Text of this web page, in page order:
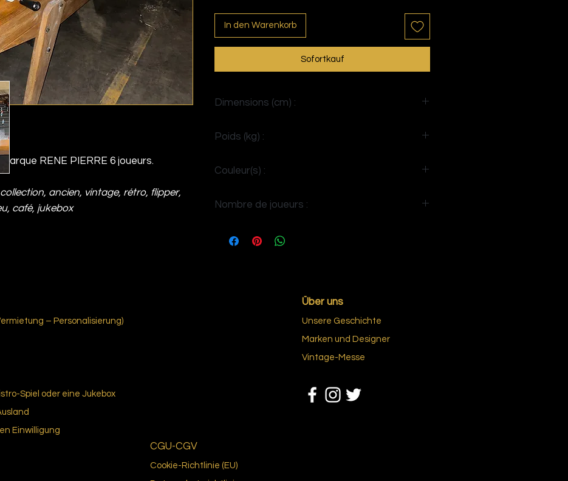
RENE PIERRE 6 joueurs.
ancien, vintage, rétro, flipper,
café, jukebox
In den Warenkorb
Sofortkauf
Dimensions (cm) :
Poids (kg) :
Couleur(s) :
Nombre de joueurs :
– Personalisierung)
Spiel oder eine Jukebox
Einwilligung
CGU-CGV
Cookie-Richtlinie (EU)
Über uns
Unsere Geschichte
Marken und Designer
Vintage-Messe